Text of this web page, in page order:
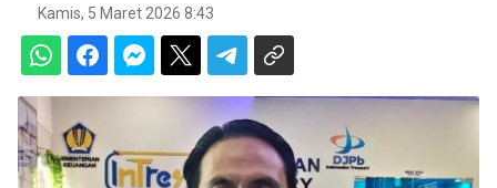
Kamis, 5 Maret 2026 8:43